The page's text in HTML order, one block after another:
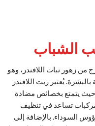
الشباب
زهور نبات اللافندر، وهو
يُعتبر زيت اللافندر
حيث يتمتع بخصائص مضادة
مركبات تساعد في تنظيف
السوداء. بالإضافة إلى